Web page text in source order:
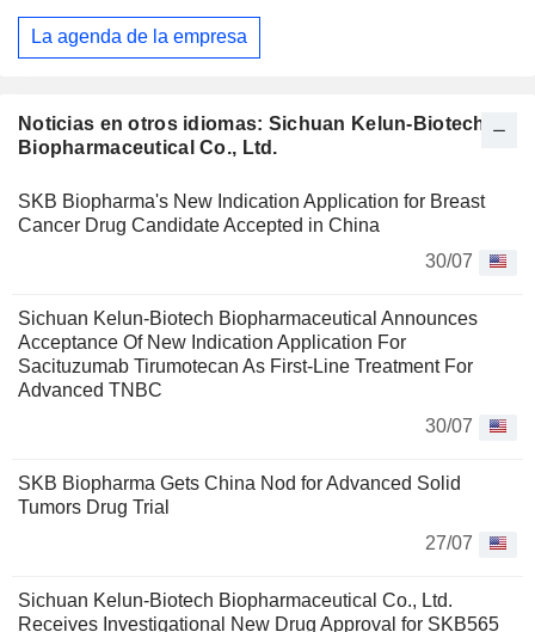
Noticias en otros idiomas: Sichuan Kelun-Biotech
Biopharmaceutical Co., Ltd.
SKB Biopharma's New Indication Application for Breast
Cancer Drug Candidate Accepted in China
30/07
Sichuan Kelun-Biotech Biopharmaceutical Announces
Acceptance Of New Indication Application For
Sacituzumab Tirumotecan As First-Line Treatment For
Advanced TNBC
30/07
SKB Biopharma Gets China Nod for Advanced Solid
Tumors Drug Trial
27/07
Sichuan Kelun-Biotech Biopharmaceutical Co., Ltd.
Receives Investigational New Drug Approval for SKB565
La agenda de la empresa